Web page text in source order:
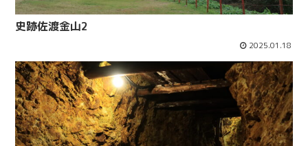
史跡佐渡金山2
2025.01.18